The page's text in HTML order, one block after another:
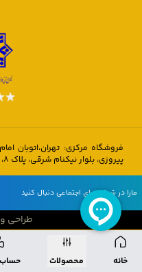
خانه محصولات حساب
فروشگاه مرکزی: تهران،اتوبان
پیروزی، بلوار نیکنام شرقی، پلاک 8، فروشگاه تایلیور
مارا در شبکه های اجتماعی دنبال کنید
طراحی و
طراحی